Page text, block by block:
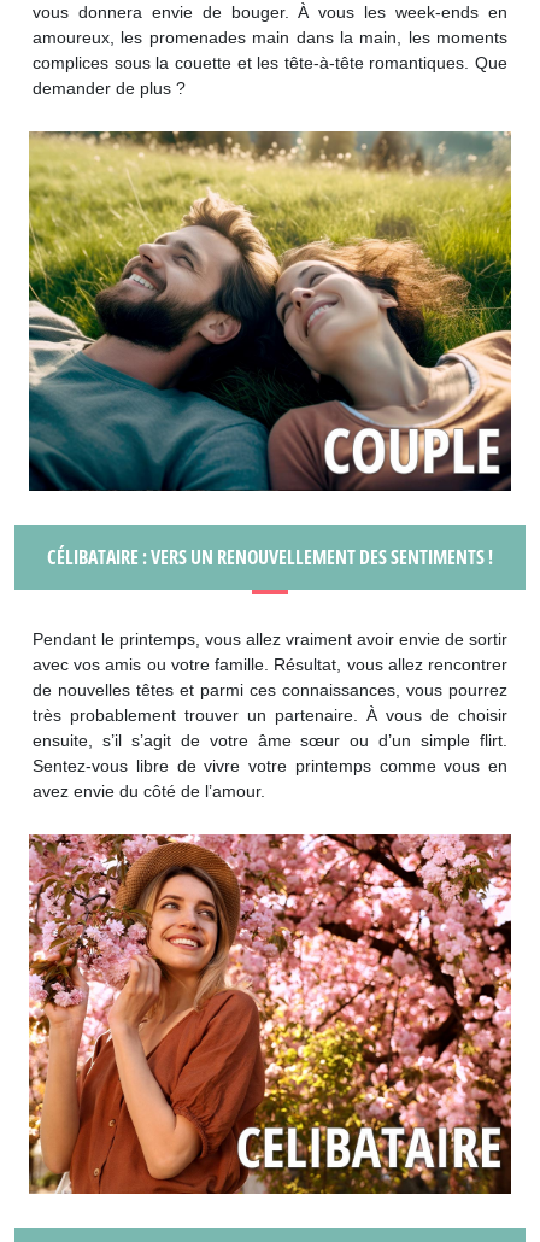
vous donnera envie de bouger. À vous les week-ends en
amoureux, les promenades main dans la main, les moments
complices sous la couette et les tête-à-tête romantiques. Que
demander de plus ?
CÉLIBATAIRE : VERS UN RENOUVELLEMENT DES SENTIMENTS !
Pendant le printemps, vous allez vraiment avoir envie de sortir
avec vos amis ou votre famille. Résultat, vous allez rencontrer
de nouvelles têtes et parmi ces connaissances, vous pourrez
très probablement trouver un partenaire. À vous de choisir
ensuite, s’il s’agit de votre âme sœur ou d’un simple flirt.
Sentez-vous libre de vivre votre printemps comme vous en
avez envie du côté de l’amour.